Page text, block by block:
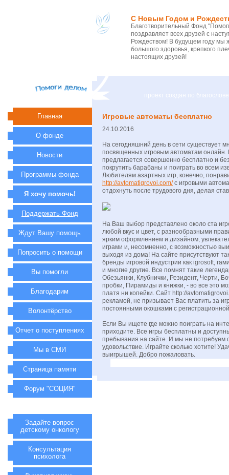
С Новым Годом и
Благотворительный Фонд
поздравляет всех друзей с
Рождеством! В будущем году
большого здоровья, крепкого
настоящих друзей!
проект создан по
Игровые автоматы бесплатно
24.10.2016
На сегодняшний день в сети существует
посвященных игровым автоматам онлайн.
предлагается совершенно бесплатно и
покрутить барабаны и поиграть во всем
Любителям азартных игр, конечно,
http://avtomatigrovoi.com/с игровыми
отдохнуть после трудового дня, делая
На Ваш выбор представлено около ста
любой вкус и цвет, с разнообразными
ярким оформлением и дизайном,
играми и, несомненно, с возможностью
выходя из дома! На сайте присутствуют
бренды игровой индустрии как igrosoft,
и многие другие. Все помнят такие
Обезьянки, Клубнички, Резидент, Черти,
пробки, Пирамиды и книжки, - во все это
платя ни копейки. Сайт http://
рекламой, не призывает Вас платить за
постоянными окошками с
Если Вы ищете где можно поиграть на
приходите. Все игры бесплатны и
пребывания на сайте. И мы не потребуем
удовольствие. Играйте сколько хотите!
выигрышей. Добро пожаловать.
Главная
О фонде
Новости
Программы фонда
Я хочу помочь!
Поддержать Фонд
Ждут Вашу помощь
Попросить о помощи
Вы помогли
Благодарим
Волонтёрство
Отчет о поступлениях
Мы в СМИ
Страница памяти
Форум "СОЦИЯ"
Задайте вопрос
детскому онкологу
Консультация
психолога